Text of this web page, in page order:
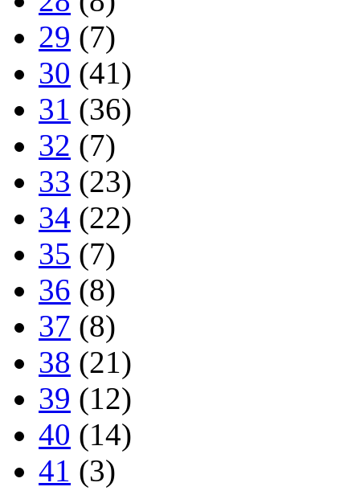
29 (7)
30 (41)
31 (36)
32 (7)
33 (23)
34 (22)
35 (7)
36 (8)
37 (8)
38 (21)
39 (12)
40 (14)
41 (3)